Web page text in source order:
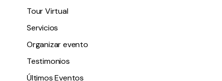
Tour Virtual
Servicios
Organizar evento
Testimonios
Últimos Eventos